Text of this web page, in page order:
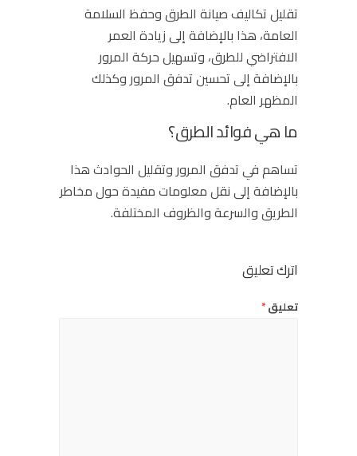
تقليل تكاليف صيانة الطرق وحفظ السلامة
العامة، هذا بالإضافة إلى زيادة العمر
الافتراضي للطرق، وتسهيل حركة المرور
بالإضافة إلى تحسين تدفق المرور وكذلك
المظهر العام.
ما هي فوائد الطرق؟
تساهم في تدفق المرور وتقليل الحوادث هذا
بالإضافة إلى نقل معلومات مفيدة حول مخاطر
الطريق والسرعة والظروف المختلفة.
اترك تعليق
تعليق*